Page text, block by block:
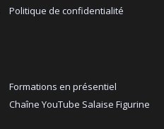
Politique de confidentialité
Formations en présentiel
Chaîne YouTube Salaise Figurine